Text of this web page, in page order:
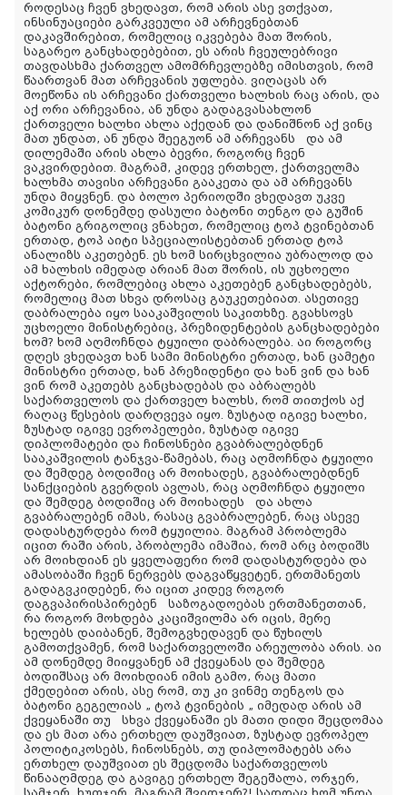
როდესაც ჩვენ ვხედავთ, რომ არის ასე ვთქვათ,
ინსინუაციები გარკვეული ამ არჩევნებთან
დაკავშირებით, რომელიც იკვებება მათ შორის,
საგარეო განცხადებებით, ეს არის ჩვეულებრივი
თავდასხმა ქართველ ამომრჩევლებზე იმისთვის, რომ
წაართვან მათ არჩევანის უფლება. ვიღაცას არ
მოეწონა ის არჩევანი ქართველი ხალხის რაც არის, და
აქ ორი არჩევანია, ან უნდა გადაგვასახლონ
ქართველი ხალხი ახლა აქედან და დანიშნონ აქ ვინც
მათ უნდათ, ან უნდა შეეგუონ ამ არჩევანს და ამ
დილემაში არის ახლა ბევრი, როგორც ჩვენ
ვაკვირდებით. მაგრამ, კიდევ ერთხელ, ქართველმა
ხალხმა თავისი არჩევანი გააკეთა და ამ არჩევანს
უნდა მიყვნენ. და ბოლო პერიოდში ვხედავთ უკვე
კომიკურ დონემდე დასული ბატონი თენგო და გუშინ
ბატონი გრიგოლიც ვნახეთ, რომელიც ტოპ ტვინებთან
ერთად, ტოპ აიტი სპეციალისტებთან ერთად ტოპ
ანალიზს აკეთებენ. ეს ხომ სირცხვილია უბრალოდ და
ამ ხალხის იმედად არიან მათ შორის, ის უცხოელი
აქტორები, რომლებიც ახლა აკეთებენ განცხადებებს,
რომელიც მათ სხვა დროსაც გაუკეთებიათ. ასეთივე
დაბრალება იყო სააკაშვილის საკითხზე. გვახსოვს
უცხოელი მინისტრებიც, პრეზიდენტების განცხადებები
ხომ? ხომ აღმოჩნდა ტყუილი დაბრალება. აი როგორც
დღეს ვხედავთ ხან სამი მინისტრი ერთად, ხან ცამეტი
მინისტრი ერთად, ხან პრეზიდენტი და ხან ვინ და ხან
ვინ რომ აკეთებს განცხადებას და აბრალებს
საქართველოს და ქართველ ხალხს, რომ თითქოს აქ
რაღაც წესების დარღვევა იყო. ზუსტად იგივე ხალხი,
ზუსტად იგივე ევროპელები, ზუსტად იგივე
დიპლომატები და ჩინოსნები გვაბრალებდნენ
სააკაშვილის ტანჯვა-წამებას, რაც აღმოჩნდა ტყუილი
და შემდეგ ბოდიშიც არ მოიხადეს, გვაბრალებდნენ
სანქციების გვერდის ავლას, რაც აღმოჩნდა ტყუილი
და შემდეგ ბოდიშიც არ მოიხადეს და ახლა
გვაბრალებენ იმას, რასაც გვაბრალებენ, რაც ასევე
დადასტურდება რომ ტყუილია. მაგრამ პრობლემა
იცით რაში არის, პრობლემა იმაშია, რომ არც ბოდიშს
არ მოიხდიან ეს ყველაფერი რომ დადასტურდება და
ამასობაში ჩვენ ნერვებს დაგვაწყვეტენ, ერთმანეთს
გადაგვკიდებენ, რა იცით კიდევ როგორ
დაგვაპირისპირებენ საზოგადოებას ერთმანეთთან,
რა როგორ მოხდება კაციშვილმა არ იცის, მერე
ხელებს დაიბანენ, შემოგვხედავენ და წუხილს
გამოთქვამენ, რომ საქართველოში არეულობა არის. აი
ამ დონემდე მიიყვანენ ამ ქვეყანას და შემდეგ
ბოდიშსაც არ მოიხდიან იმის გამო, რაც მათი
ქმედებით არის, ასე რომ, თუ კი ვინმე თენგოს და
ბატონი გეგელიას „ ტოპ ტვინების „ იმედად არის ამ
ქვეყანაში თუ სხვა ქვეყანაში ეს მათი დიდი შეცდომაა
და ეს მათ არა ერთხელ დაუშვიათ, ზუსტად ევროპელ
პოლიტიკოსებს, ჩინოსნებს, თუ დიპლომატებს არა
ერთხელ დაუშვიათ ეს შეცდომა საქართველოს
წინააღმდეგ და გავიგე ერთხელ შეგეშალა, ორჯერ,